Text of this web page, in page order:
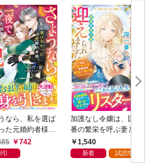
なら、私を選ば
た元婚約者様。
大国君主の身ご
になりました
742
引
加護なし令嬢は、国一
番の繁栄を呼ぶ妻とし
て迎えられました～無
能と捨てられた私、ど
うやら精霊との架け橋
1,540
新着 試読増量